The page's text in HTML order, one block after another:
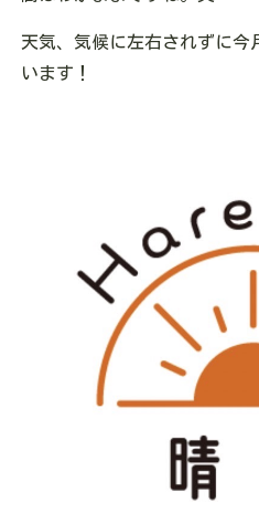
天気、気候に左右されずに今
います！